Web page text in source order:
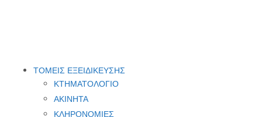
ΤΟΜΕΙΣ ΕΞΕΙΔΙΚΕΥΣΗΣ
ΚΤΗΜΑΤΟΛΟΓΙΟ
ΑΚΙΝΗΤΑ
ΚΛΗΡΟΝΟΜΙΕΣ